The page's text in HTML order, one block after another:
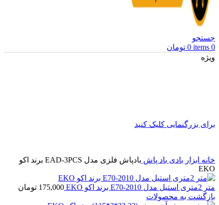
جستجو
0
items
0 تومان
ویژه
برای بزرگنمایی کلیک کنید
خانه ابزار بادی باد پاش
بادپاش فلزی مدل EAD-3PCS برند اکو
EKO
متر 2متری استیل مدل E70-2010 برند اکو EKO 175,000 تومان
بازگشت به محصولات